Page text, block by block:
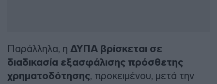
Παράλληλα, η ΔΥΠΑ βρίσκεται σε
διαδικασία εξασφάλισης πρόσθετης
χρηματοδότησης, προκειμένου, μετά την